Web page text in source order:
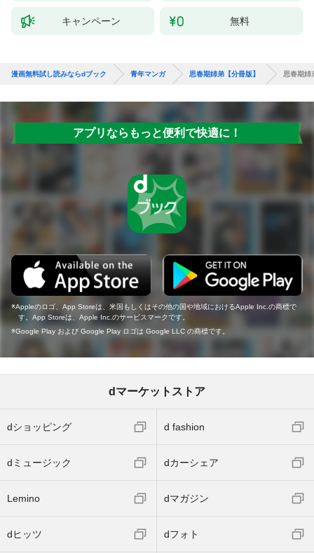
キャンペーン 無料
漫画無料試し読みならdブック 青年マンガ 思春期姉弟【分冊版】 思春期姉
アプリならもっと便利で快適に！
Appleのロゴ、App Storeは、米国もしくはその他の国や地域におけるApple Inc.の商標で
す。App Storeは、Apple Inc.のサービスマークです。
Google Play および Google Play ロゴは Google LLC の商標です。
dマーケットストア
dショッピング d fashion
dミュージック dカーシェア
Lemino dマガジン
dヒッツ dフォト